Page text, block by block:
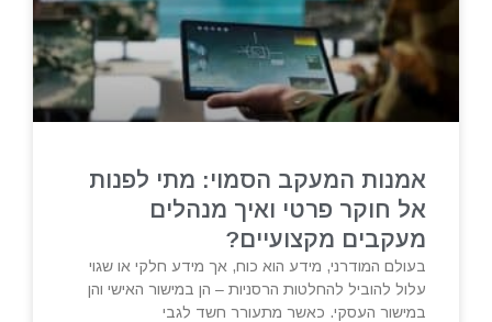
אמנות המעקב הסמוי: מתי לפנות
אל חוקר פרטי ואיך מנהלים
מעקבים מקצועיים?
בעולם המודרני, מידע הוא כוח, אך מידע חלקי או שגוי
עלול להוביל להחלטות הרסניות – הן במישור האישי והן
במישור העסקי. כאשר מתעורר חשד לגבי